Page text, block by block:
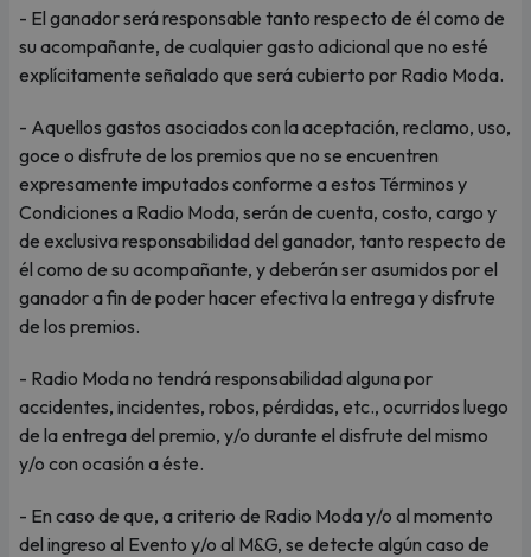
- El ganador será responsable tanto respecto de él como de
su acompañante, de cualquier gasto adicional que no esté
explícitamente señalado que será cubierto por Radio Moda.
- Aquellos gastos asociados con la aceptación, reclamo, uso,
goce o disfrute de los premios que no se encuentren
expresamente imputados conforme a estos Términos y
Condiciones a Radio Moda, serán de cuenta, costo, cargo y
de exclusiva responsabilidad del ganador, tanto respecto de
él como de su acompañante, y deberán ser asumidos por el
ganador a fin de poder hacer efectiva la entrega y disfrute
de los premios.
- Radio Moda no tendrá responsabilidad alguna por
accidentes, incidentes, robos, pérdidas, etc., ocurridos luego
de la entrega del premio, y/o durante el disfrute del mismo
y/o con ocasión a éste.
- En caso de que, a criterio de Radio Moda y/o al momento
del ingreso al Evento y/o al M&G, se detecte algún caso de